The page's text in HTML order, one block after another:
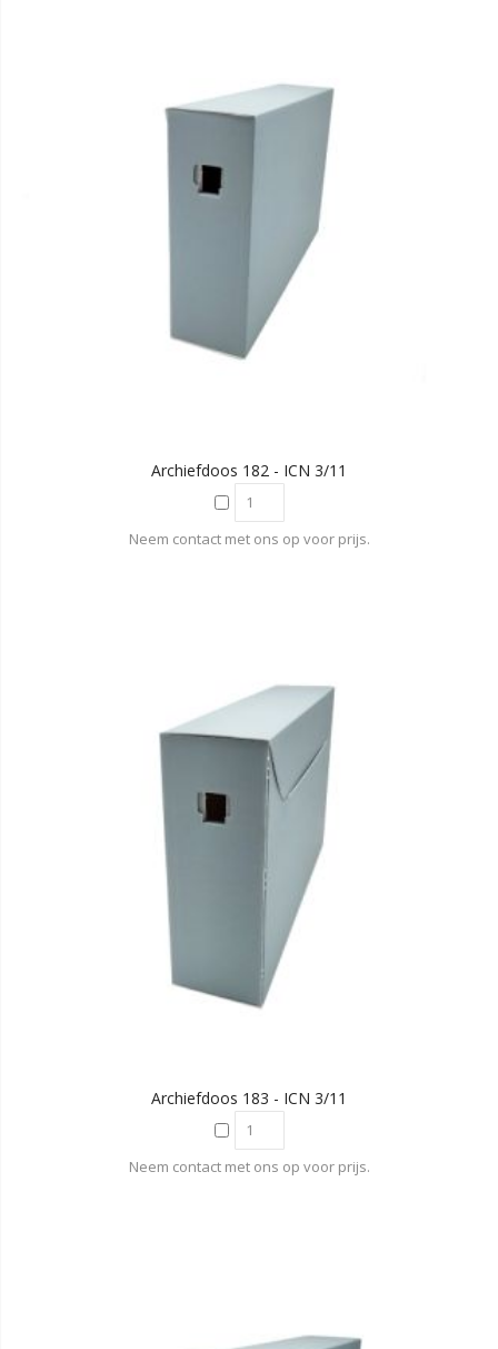
Archiefdoos 182 - ICN 3/11
Neem contact met ons op voor prijs.
Archiefdoos 183 - ICN 3/11
Neem contact met ons op voor prijs.